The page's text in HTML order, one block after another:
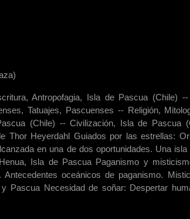
Antropofagia, Isla de Pascua (Chile)
Tatuajes, Pascuenses -- Religión,
(Chile) -- Civilización, Isla de Pascua
Thor Heyerdahl Guiados por las estrellas:
en una de dos oportunidades. Una
Isla de Pascua Paganismo y
oceánicos de paganismo.
Pascua Necesidad de soñar: Despertar